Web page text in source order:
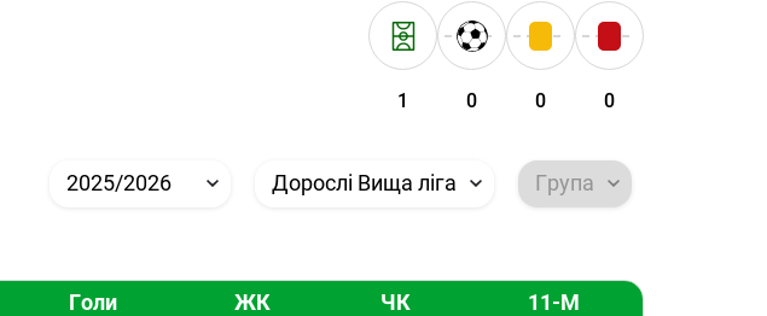
1 0 0 0
2025/2026 Дорослі Вища ліга Група
Голи ЖК ЧК 11-М